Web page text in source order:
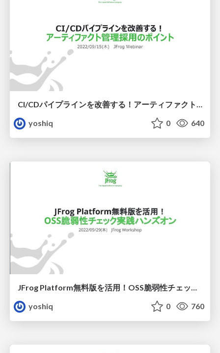
CI/CDパイプラインを改善する！アーティファクト管理採用のポイント
yoshiq
0 640
JFrog Platform無料版を活用！OSS脆弱性チェック実践ハンズオン
yoshiq
0 760